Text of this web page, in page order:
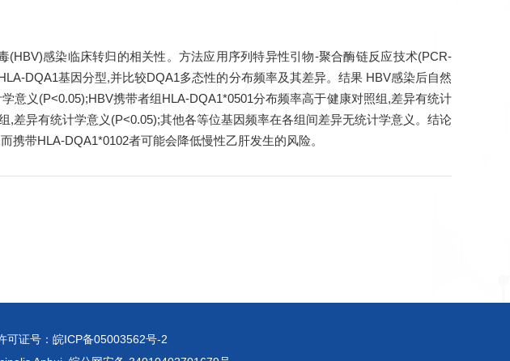
感染临床转归的相关性。方法应用序列特异性引物-聚合酶链反应技术(PCR-
DQA1基因分型,并比较DQA1多态性的分布频率及其差异。结果 HBV感染后自然
意义(P<0.05);HBV携带者组HLA-DQA1*0501分布频率高于健康对照组,差异有统计
差异有统计学意义(P<0.05);其他各等位基因频率在各组间差异无统计学意义。结论
带HLA-DQA1*0102者可能会降低慢性乙肝发生的风险。
证号： 皖ICP备05003562号-2